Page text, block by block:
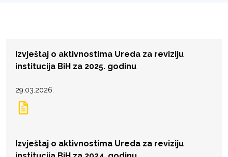
Izvještaj o aktivnostima Ureda za reviziju
institucija BiH za 2025. godinu
29.03.2026.
Izvještaj o aktivnostima Ureda za reviziju